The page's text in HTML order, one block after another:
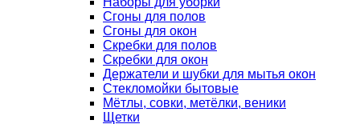
Сгоны для полов
Сгоны для окон
Скребки для полов
Скребки для окон
Держатели и шубки для мытья окон
Стекломойки бытовые
Мётлы, совки, метёлки, веники
Щетки